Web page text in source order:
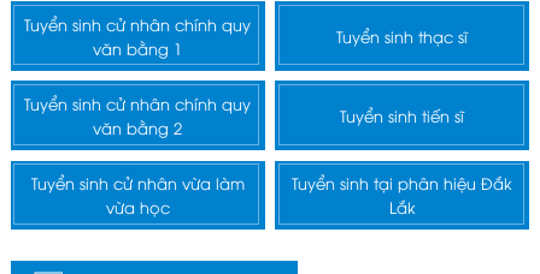
Tuyển sinh cử nhân chính quy
văn bằng 1
Tuyển sinh thạc sĩ
Tuyển sinh cử nhân chính quy
văn bằng 2
Tuyển sinh tiến sĩ
Tuyển sinh cử nhân vừa làm
vừa học
Tuyển sinh tại phân hiệu Đắk
Lắk